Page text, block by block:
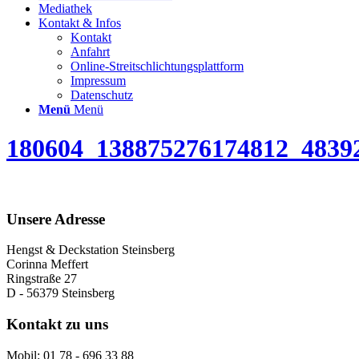
Mediathek
Kontakt & Infos
Kontakt
Anfahrt
Online-Streitschlichtungsplattform
Impressum
Datenschutz
Menü Menü
Unsere Adresse
Hengst & Deckstation Steinsberg
Corinna Meffert
Ringstraße 27
D - 56379 Steinsberg
Kontakt zu uns
Mobil: 01 78 - 696 33 88